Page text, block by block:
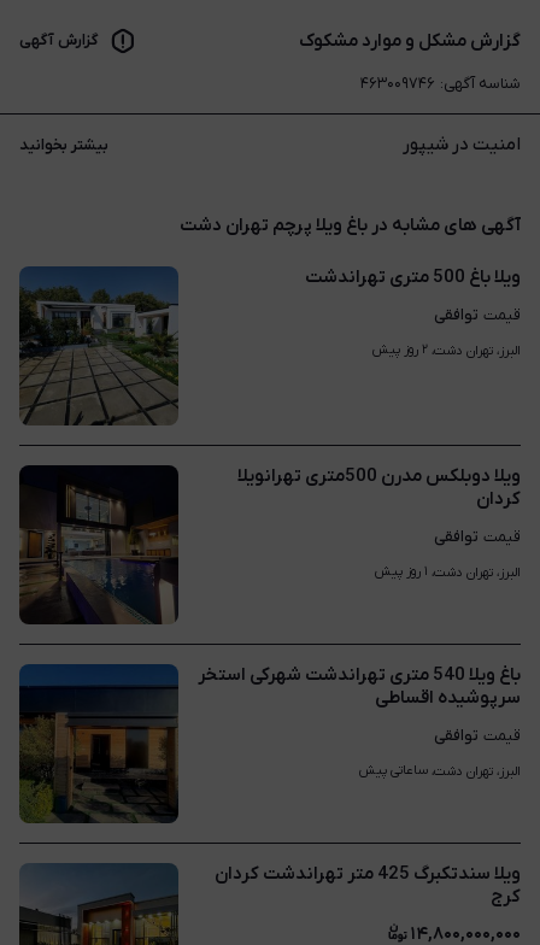
گزارش مشکل و موارد مشکوک گزارش آگهی
شناسه آگهی: ۴۶۳۰۰۹۷۴۶
امنیت در شیپور بیشتر بخوانید
آگهی های مشابه در باغ ویلا پرچم تهران دشت
ویلا باغ 500 متری تهراندشت
قیمت توافقی
البرز، تهران دشت، ۲ روز پیش
ویلا دوبلکس مدرن 500متری تهرانویلا
کردان
قیمت توافقی
البرز، تهران دشت، ۱ روز پیش
باغ ویلا 540 متری تهراندشت شهرکی استخر
سرپوشیده اقساطی
قیمت توافقی
البرز، تهران دشت، ساعاتی پیش
ویلا سندتکبرگ 425 متر تهراندشت کردان
کرج
۱۴,۸۰۰,۰۰۰,۰۰۰